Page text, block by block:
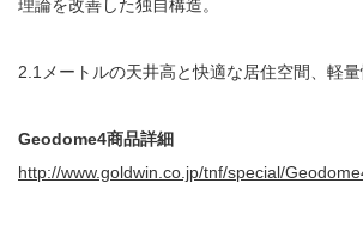
理論を改善した独自構造。
2.1メートルの天井高と快適な居住空間、軽量
Geodome4商品詳細
http://www.goldwin.co.jp/tnf/special/